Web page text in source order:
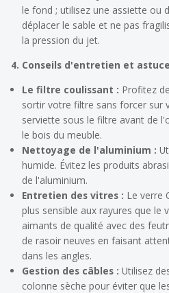
le fond ; utilisez une assiette ou
déplacer le sable et ne pas
la pression du jet.
4. Conseils d'entretien et
Le filtre coulissant : Profitez
sortir votre filtre sans forcer sur
serviette sous le filtre avant de
le bois du meuble.
Nettoyage de l'aluminium :
humide. Évitez les produits
de l'aluminium.
Entretien des vitres : Le verre
plus sensible aux rayures que le
aimants de qualité avec des
de rasoir neuves en faisant
dans les angles.
Gestion des câbles : Utilisez
colonne sèche pour éviter que